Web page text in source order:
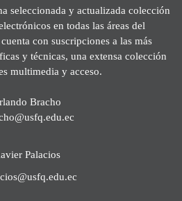
seleccionada y actualizada colección
en todas las áreas del
con suscripciones a las más
y técnicas, una extensa colección
multimedia y acceso.
Bracho
Palacios